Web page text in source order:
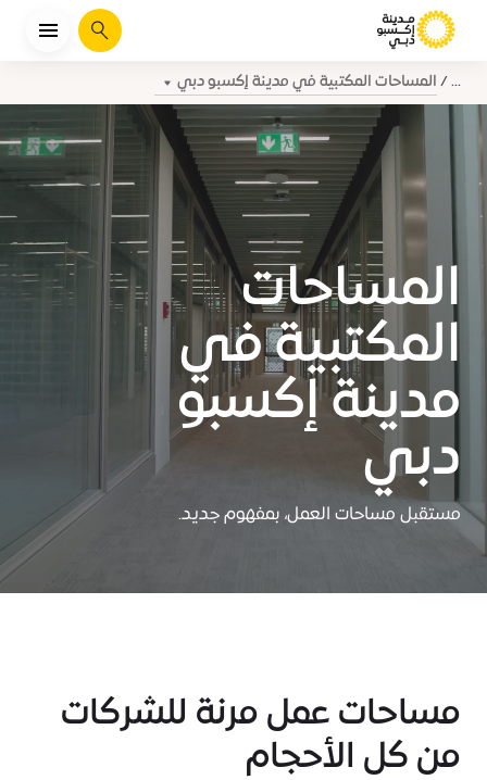
يبحث
... المساحات المكتبية في مدينة إكسبو دبي
المساحات
المكتبية في
مدينة إكسبو
دبي
مستقبل مساحات العمل، بمفهوم جديد.
مساحات عمل مرنة للشركات
من كل الأحجام